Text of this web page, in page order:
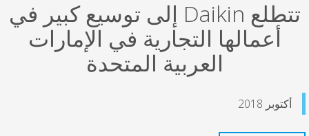
تتطلع Daikin إلى توسيع كبير في
أعمالها التجارية في الإمارات
العربية المتحدة
2018